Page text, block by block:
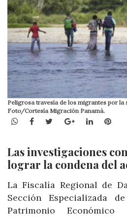
Peligrosa travesía de los migrantes por la
Foto/Cortesía Migración Panamá.
WhatsApp
Facebook
TwitterGoogle+LinkedIn
Las investigaciones
lograr la condena del
La Fiscalía Regional de
Sección Especializada
Patrimonio